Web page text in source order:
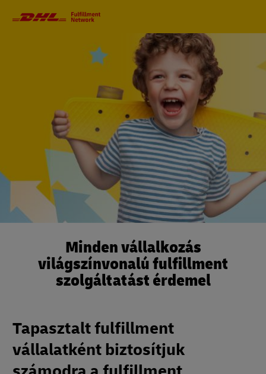
Minden vállalkozás
világszínvonalú fulfillment
szolgáltatást érdemel
Tapasztalt fulfillment
vállalatként biztosítjuk